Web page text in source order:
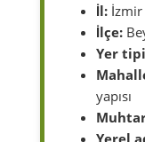
İl: İzmir
İlçe:
Yer
yapısı
Yerel